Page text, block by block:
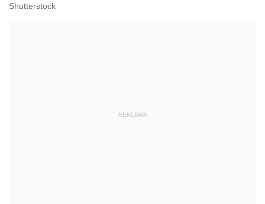
Shutterstock